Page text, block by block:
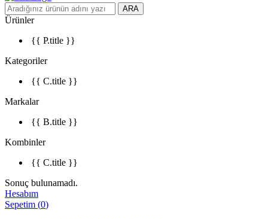
ARA
Ürünler
{{ P.title }}
Kategoriler
{{ C.title }}
Markalar
{{ B.title }}
Kombinler
{{ C.title }}
Sonuç bulunamadı.
Hesabım
Sepetim (0)